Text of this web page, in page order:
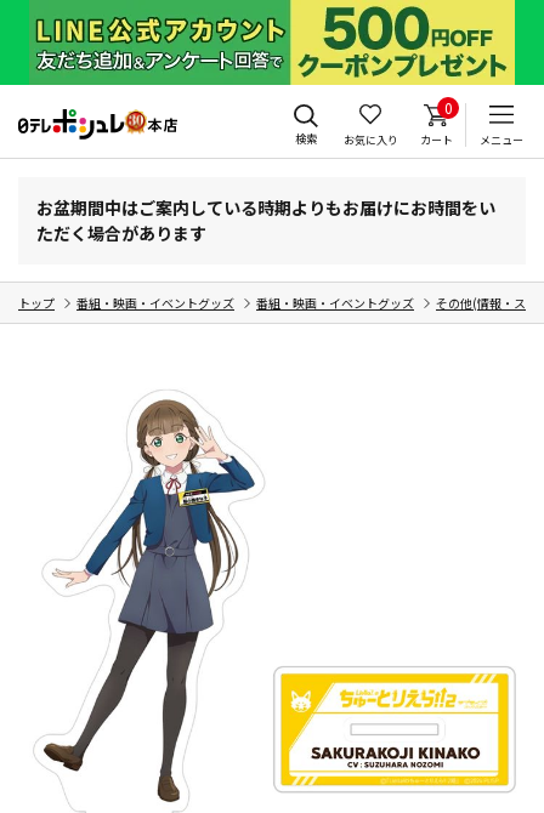
検索 お気に入り
0
カート メニュー
お盆期間中はご案内している時期よりもお届けにお時間をい
ただく場合があります
トップ 番組・映画・イベントグッズ 番組・映画・イベントグッズ その他(情報・スポ